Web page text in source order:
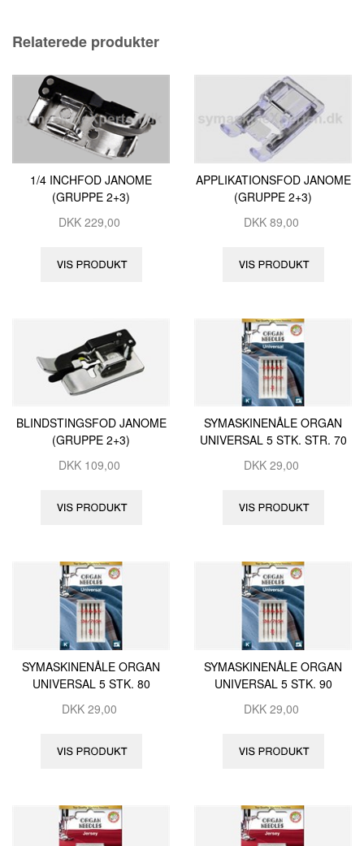
Relaterede produkter
1/4 INCHFOD JANOME
(GRUPPE 2+3)
DKK 229,00
APPLIKATIONSFOD JANOME
(GRUPPE 2+3)
DKK 89,00
BLINDSTINGSFOD JANOME
(GRUPPE 2+3)
DKK 109,00
SYMASKINENÅLE ORGAN
UNIVERSAL 5 STK. STR. 70
DKK 29,00
SYMASKINENÅLE ORGAN
UNIVERSAL 5 STK. 80
DKK 29,00
SYMASKINENÅLE ORGAN
UNIVERSAL 5 STK. 90
DKK 29,00